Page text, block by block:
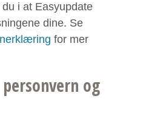
i at Easyupdate
dine. Se
for mer
og